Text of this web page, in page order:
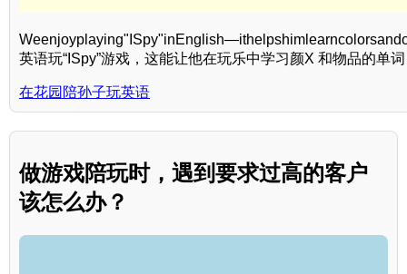
英语玩“ISpy”游戏，这能让他在玩乐中学习颜X 和物品的单
在花园陪孙子玩英语
做游戏陪玩时，遇到要求过高的客户
该怎么办？